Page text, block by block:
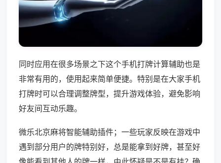
同时应用在很多场景之下这个手机打牌计算辅助也是
非常有用的，使用起来简单便捷。特别是在大家手机
打牌时可以合理调整牌型，提升游戏体验，避免影响
好友间互动乐趣。
微乐北京麻将智能辅助插件；一些玩家反映在游戏中
遇到部分用户的牌特别好，总是能拿到好牌，甚至好